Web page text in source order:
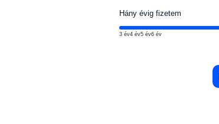
Hány évig fizetem
3 év4 év5 év6 év